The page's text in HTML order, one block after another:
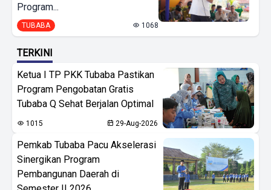
Program...
TUBABA 1068
TERKINI
Ketua I TP PKK Tubaba Pastikan
Program Pengobatan Gratis
Tubaba Q Sehat Berjalan Optimal
1015 29-Aug-2026
Pemkab Tubaba Pacu Akselerasi
Sinergikan Program
Pembangunan Daerah di